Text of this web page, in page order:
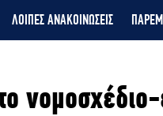
ΛΟΙΠΕΣ ΑΝΑΚΟΙΝΩΣΕΙΣ